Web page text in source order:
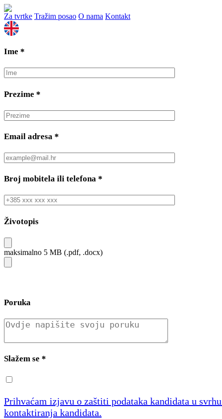
Za tvrtke Tražim posao O nama Kontakt
Ime *
Prezime *
Email adresa *
Broj mobitela ili telefona *
Životopis
maksimalno 5 MB (.pdf, .docx)
Poruka
Slažem se *
Prihvaćam izjavu o zaštiti podataka kandidata u
kontaktiranja kandidata.